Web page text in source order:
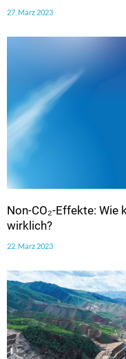
27. März 2023
Non-CO₂-Effekte:
wirklich?
22. März 2023